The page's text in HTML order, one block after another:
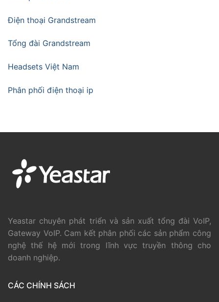
Điện thoại Grandstream
Tổng đài Grandstream
Headsets Việt Nam
Phân phối điện thoại ip
Yeastar chuyên phát triển và sản xuất tổng đài VoIP,
Gateway VoIP. Cam kết phân phối các sản phẩm công
nghệ thế hệ mới trong lĩnh vực truyền thông cho
doanh nghiệp.
CÁC CHÍNH SÁCH